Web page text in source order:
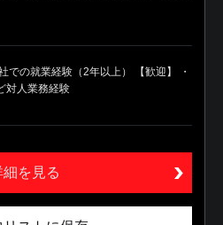
での就業経験（2年以上） 【歓迎】 ・
対人業務経験
細を見る